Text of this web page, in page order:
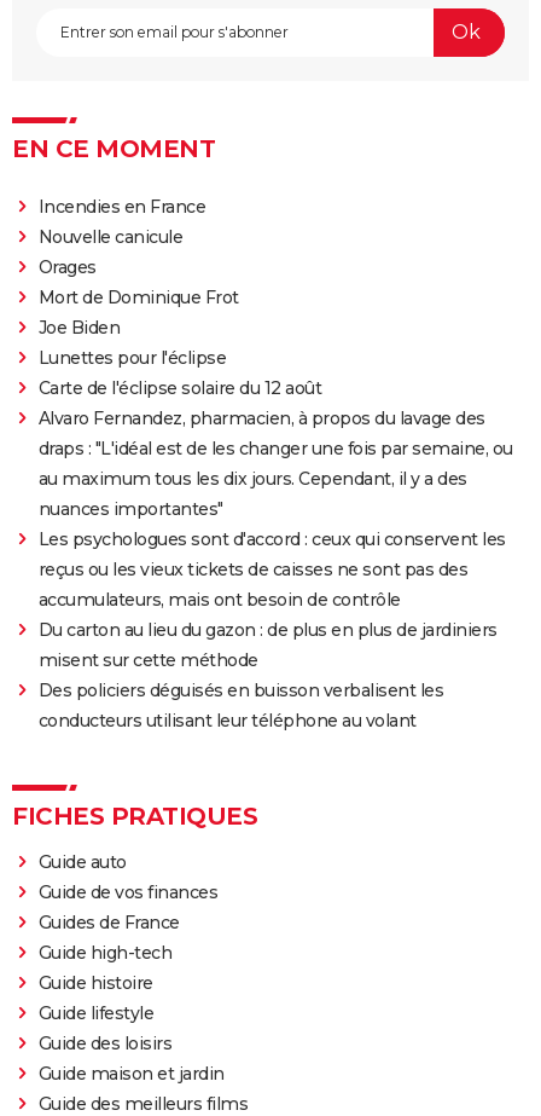
EN CE MOMENT
Incendies en France
Nouvelle canicule
Orages
Mort de Dominique Frot
Joe Biden
Lunettes pour l'éclipse
Carte de l'éclipse solaire du 12 août
Alvaro Fernandez, pharmacien, à propos du lavage des
draps : "L'idéal est de les changer une fois par semaine, ou
au maximum tous les dix jours. Cependant, il y a des
nuances importantes"
Les psychologues sont d'accord : ceux qui conservent les
reçus ou les vieux tickets de caisses ne sont pas des
accumulateurs, mais ont besoin de contrôle
Du carton au lieu du gazon : de plus en plus de jardiniers
misent sur cette méthode
Des policiers déguisés en buisson verbalisent les
conducteurs utilisant leur téléphone au volant
FICHES PRATIQUES
Guide auto
Guide de vos finances
Guides de France
Guide high-tech
Guide histoire
Guide lifestyle
Guide des loisirs
Guide maison et jardin
Guide des meilleurs films